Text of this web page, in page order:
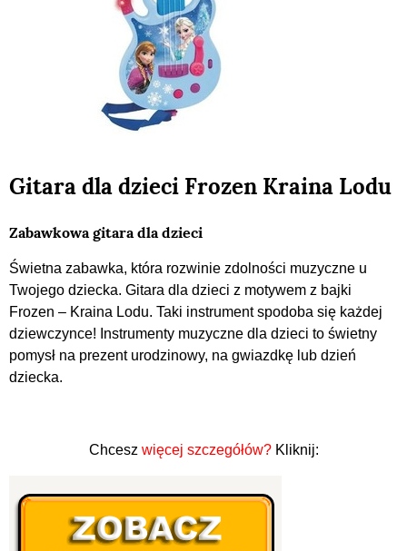
Gitara dla dzieci Frozen Kraina Lodu
Zabawkowa gitara dla dzieci
Świetna zabawka, która rozwinie zdolności muzyczne u
Twojego dziecka. Gitara dla dzieci z motywem z bajki
Frozen – Kraina Lodu. Taki instrument spodoba się każdej
dziewczynce! Instrumenty muzyczne dla dzieci to świetny
pomysł na prezent urodzinowy, na gwiazdkę lub dzień
dziecka.
Chcesz więcej szczegółów?Kliknij: